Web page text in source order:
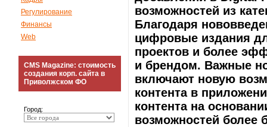
Регулирование
Финансы
Web
CMS Magazine: стоимость
создания корп. сайта в
Приволжском ФО
Город:
возможностей из
Благодаря
цифровые издания
проектов и более
и брендом. Важные
включают новую
контента в
контента на
возможностей более